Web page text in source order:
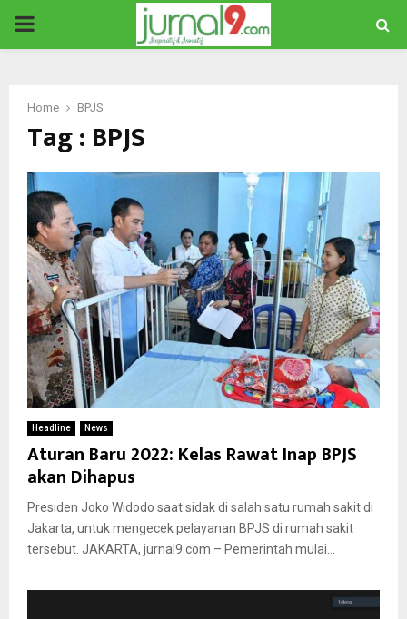
PRIMARY
Home BPJS
Tag : BPJS
Headline News
Aturan Baru 2022: Kelas Rawat Inap BPJS
akan Dihapus
Presiden Joko Widodo saat sidak di salah satu rumah sakit di
Jakarta, untuk mengecek pelayanan BPJS di rumah sakit
tersebut. JAKARTA, jurnal9.com – Pemerintah mulai...